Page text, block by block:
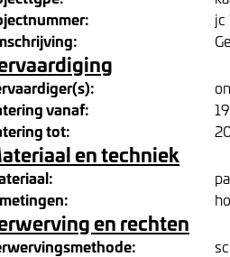
jc
vanaf:
tot:
en techniek
en rechten